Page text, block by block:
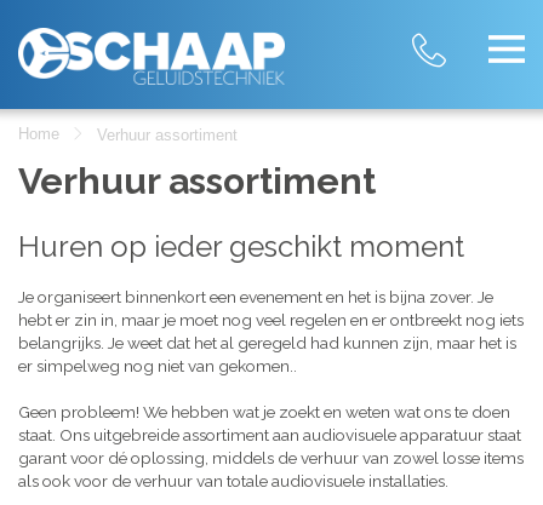
Home Verhuur assortiment
Verhuur assortiment
Huren op ieder geschikt moment
Je organiseert binnenkort een evenement en het is bijna zover. Je
hebt er zin in, maar je moet nog veel regelen en er ontbreekt nog iets
belangrijks. Je weet dat het al geregeld had kunnen zijn, maar het is
er simpelweg nog niet van gekomen..
Geen probleem! We hebben wat je zoekt en weten wat ons te doen
staat. Ons uitgebreide assortiment aan audiovisuele apparatuur staat
garant voor dé oplossing, middels de verhuur van zowel losse items
als ook voor de verhuur van totale audiovisuele installaties.